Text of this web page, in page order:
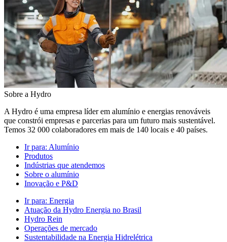
Sobre a Hydro
A Hydro é uma empresa líder em alumínio e energias renováveis
que constrói empresas e parcerias para um futuro mais sustentável.
Temos 32 000 colaboradores em mais de 140 locais e 40 países.
Ir para: Alumínio
Produtos
Indústrias que atendemos
Sobre o alumínio
Inovação e P&D
Ir para: Energia
Atuação da Hydro Energia no Brasil
Hydro Rein
Operações de mercado
Sustentabilidade na Energia Hidrelétrica